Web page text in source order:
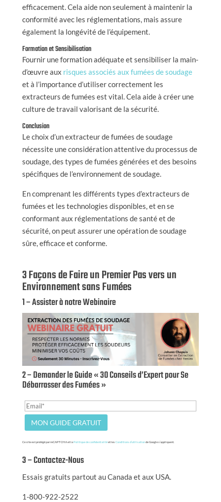
efficacement. Cela aide non seulement à maintenir la
conformité avec les réglementations, mais assure
également la longévité de l’équipement.
Formation et Sensibilisation
Fournir une formation adéquate et sensibiliser la main-
d’œuvre aux risques associés aux fumées de soudage
et à l’importance d’utiliser correctement les
extracteurs de fumées est vital. Cela aide à créer une
culture de travail valorisant de la sécurité.
Conclusion
Le choix d’un extracteur de fumées de soudage
nécessite une considération attentive du processus de
soudage, des types de fumées générées et des besoins
spécifiques de l’environnement de soudage.
En comprenant les différents types d’extracteurs de
fumées et les technologies disponibles, et en se
conformant aux réglementations de santé et de
sécurité, on peut assurer une opération de soudage
sûre, efficace et conforme.
3 Façons de Faire un Premier Pas vers un
Environnement sans Fumées
1 – Assister à notre Webinaire
2 – Demander le Guide « 30 Conseils d’Expert pour Se
Débarrasser des Fumées »
Ce site est protégé par reCAPTCHA et laPolitique de confidentialitéet les Conditions d’utilisationde Google s’appliquent.
3 – Contactez-Nous
Essais gratuits partout au Canada et aux USA.
1-800-922-2522